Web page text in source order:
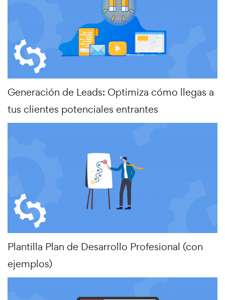
Generación de Leads: Optimiza cómo llegas a
tus clientes potenciales entrantes
Plantilla Plan de Desarrollo Profesional (con
ejemplos)